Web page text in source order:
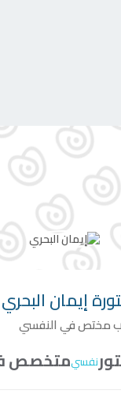
إيمان البحري
مختص في النفسي
نفسيمتخصص